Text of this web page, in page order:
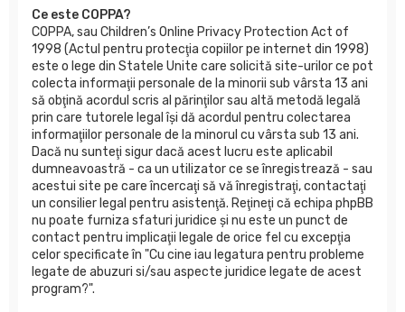
Ce este COPPA?
COPPA, sau Children’s Online Privacy Protection Act of
1998 (Actul pentru protecţia copiilor pe internet din 1998)
este o lege din Statele Unite care solicită site-urilor ce pot
colecta informaţii personale de la minorii sub vârsta 13 ani
să obţină acordul scris al părinţilor sau altă metodă legală
prin care tutorele legal îşi dă acordul pentru colectarea
informaţiilor personale de la minorul cu vârsta sub 13 ani.
Dacă nu sunteţi sigur dacă acest lucru este aplicabil
dumneavoastră - ca un utilizator ce se înregistrează - sau
acestui site pe care încercaţi să vă înregistraţi, contactaţi
un consilier legal pentru asistenţă. Reţineţi că echipa phpBB
nu poate furniza sfaturi juridice şi nu este un punct de
contact pentru implicaţii legale de orice fel cu excepţia
celor specificate în "Cu cine iau legatura pentru probleme
legate de abuzuri si/sau aspecte juridice legate de acest
program?".